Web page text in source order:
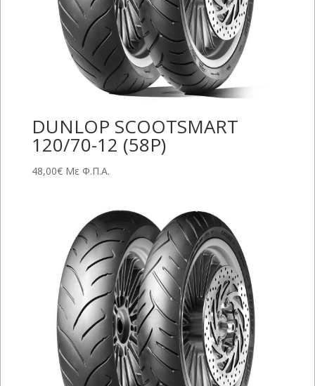
DUNLOP SCOOTSMART
120/70-12 (58P)
48,00€ Με Φ.Π.Α.